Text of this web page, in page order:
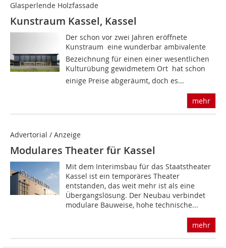
Glasperlende Holzfassade
Kunstraum Kassel, Kassel
Der schon vor zwei Jahren eröffnete
Kunstraum  eine wunderbar ambivalente
Bezeichnung für einen einer wesentlichen
Kulturübung gewidmetem Ort  hat schon
einige Preise abgeräumt, doch es...
mehr
Advertorial / Anzeige
Modulares Theater für Kassel
Mit dem Interimsbau für das Staatstheater
Kassel ist ein temporäres Theater
entstanden, das weit mehr ist als eine
Übergangslösung. Der Neubau verbindet
modulare Bauweise, hohe technische...
mehr